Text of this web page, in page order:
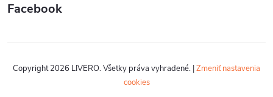
Facebook
Copyright 2026 LIVERO. Všetky práva vyhradené. Zmeniť nastavenia
cookies